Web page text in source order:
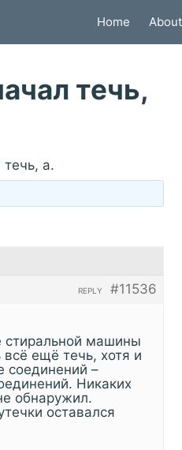
Home About
течь,
а.
#11536
REPLY
машины
ещё течь, хотя и
соединений –
Никаких
обнаружил.
оставался